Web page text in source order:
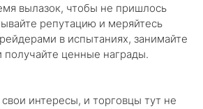
вылазок, чтобы не пришлось
репутацию и меряйтесь
в испытаниях, занимайте
получайте ценные награды.
интересы, и торговцы тут не